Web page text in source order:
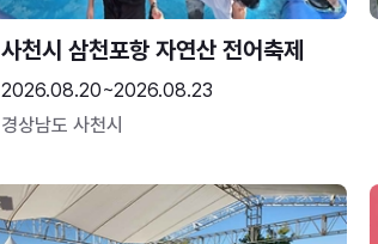
사천시 삼천포항 자연산 전어축제
2026.08.20~2026.08.23
경상남도 사천시